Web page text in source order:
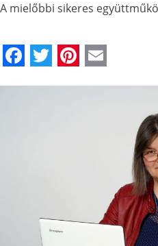
A mielőbbi sikeres
Facebook
TwitterPinterest